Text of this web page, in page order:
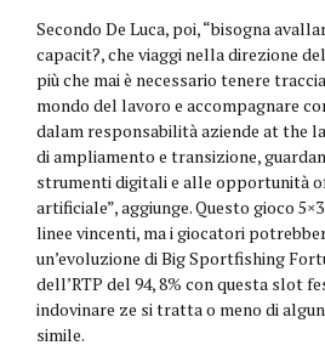
Secondo De Luca, poi, “bisogna
capacit?, che viaggi nella direzione
più che mai è necessario tenere
mondo del lavoro e accompagnare
dalam responsabilità aziende at the
di ampliamento e transizione,
strumenti digitali e alle opportunità
artificiale”, aggiunge. Questo gioco
linee vincenti, ma i giocatori
un’evoluzione di Big Sportfishing
dell’RTP del 94, 8% con questa slot
indovinare ze si tratta o meno di
simile.